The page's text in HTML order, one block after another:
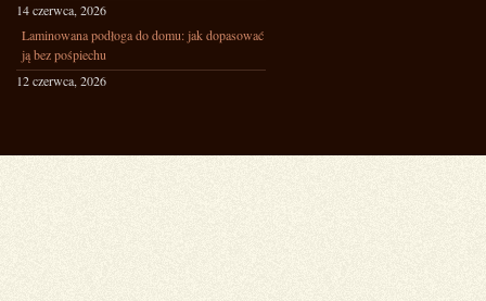
14 czerwca, 2026
Laminowana podłoga do domu: jak dopasować
ją bez pośpiechu
12 czerwca, 2026